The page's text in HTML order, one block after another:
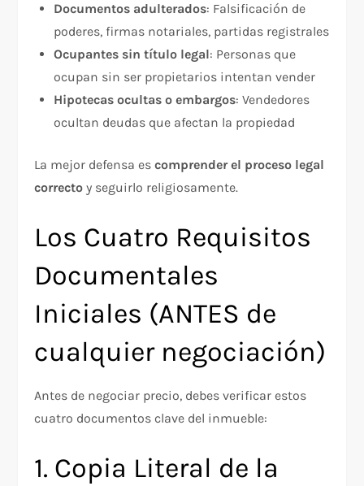
Documentos adulterados: Falsificación de
poderes, firmas notariales, partidas registrales
Ocupantes sin título legal: Personas que
ocupan sin ser propietarios intentan vender
Hipotecas ocultas o embargos: Vendedores
ocultan deudas que afectan la propiedad
La mejor defensa escomprender el proceso legal
correcto y seguirlo religiosamente.​
Los Cuatro Requisitos
Documentales
Iniciales (ANTES de
cualquier negociación)
Antes de negociar precio, debes verificar estos
cuatro documentos clave del inmueble:​
1. Copia Literal de la